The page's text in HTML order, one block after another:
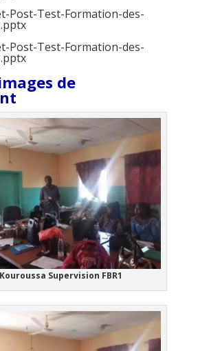
Post-Test-Formation-des-
Post-Test-Formation-des-
de
Kouroussa Supervision FBR1